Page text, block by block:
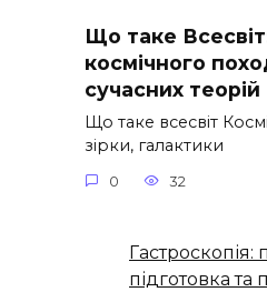
Що таке
космічного
сучасних теорій
Що таке всесвіт
зірки, галактики
0 32
Гастроскопія:
підготовка